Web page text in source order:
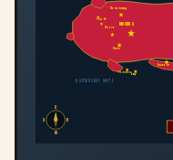
МОСКВА
Ленинград
Киев
Минск
Ташкент
ТбилисиБаку
Рига
С
Ю
З
В
БАЛТИЙСКОЕ МОРЕ